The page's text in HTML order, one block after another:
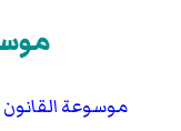
موسوعة القانون